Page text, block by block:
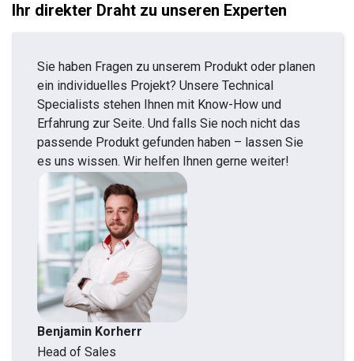
Ihr direkter Draht zu unseren Experten
Sie haben Fragen zu unserem Produkt oder planen
ein individuelles Projekt? Unsere Technical
Specialists stehen Ihnen mit Know-How und
Erfahrung zur Seite. Und falls Sie noch nicht das
passende Produkt gefunden haben – lassen Sie
es uns wissen. Wir helfen Ihnen gerne weiter!
Benjamin Korherr
Head of Sales